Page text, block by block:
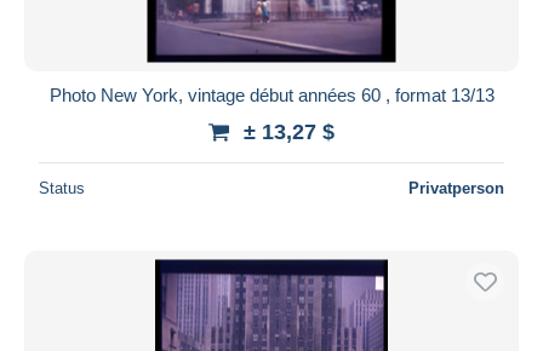
Photo New York, vintage début années 60 , format 13/13
± 13,27 $
Status Privatperson